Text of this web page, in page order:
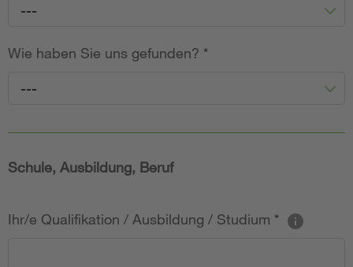
---
Wie haben Sie uns gefunden? *
---
Schule, Ausbildung, Beruf
Ihr/e Qualifikation / Ausbildung / Studium *